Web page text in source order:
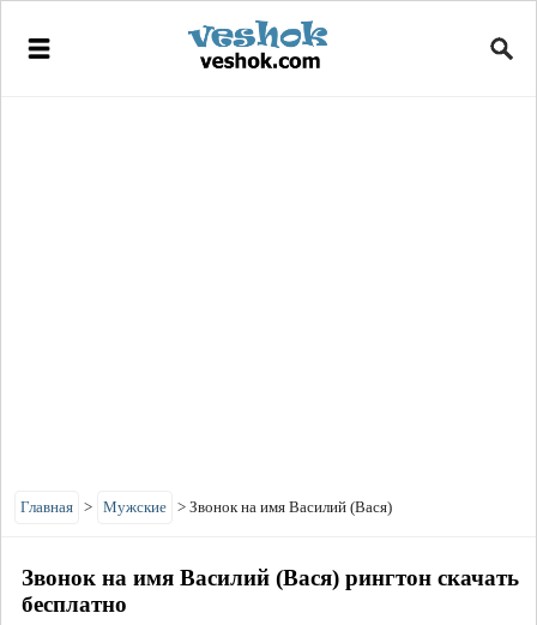
Главная > Мужские > Звонок на имя Василий (Вася)
Звонок на имя Василий (Вася) рингтон скачать
бесплатно